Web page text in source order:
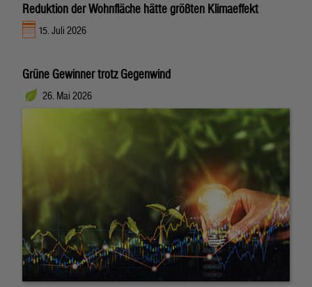
Reduktion der Wohnfläche hätte größten Klimaeffekt
15. Juli 2026
Grüne Gewinner trotz Gegenwind
26. Mai 2026